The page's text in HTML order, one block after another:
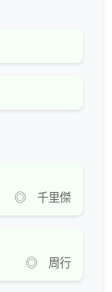
◎ 千里傑
◎ 周行